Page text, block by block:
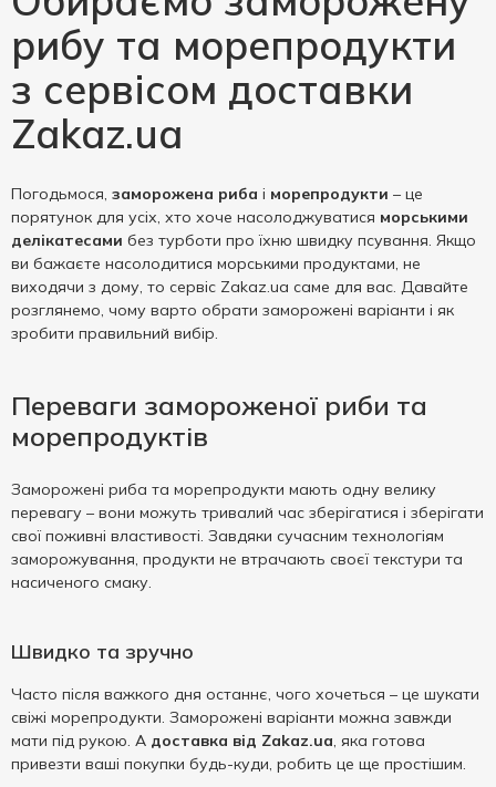
рибу та морепродукти
з сервісом доставки
Zakaz.ua
Погодьмося, заморожена риба і морепродукти – це
порятунок для усіх, хто хоче насолоджуватися морськими
делікатесами без турботи про їхню швидку псування. Якщо
ви бажаєте насолодитися морськими продуктами, не
виходячи з дому, то сервіс Zakaz.ua саме для вас. Давайте
розглянемо, чому варто обрати заморожені варіанти і як
зробити правильний вибір.
Переваги замороженої риби та
морепродуктів
Заморожені риба та морепродукти мають одну велику
перевагу – вони можуть тривалий час зберігатися і зберігати
свої поживні властивості. Завдяки сучасним технологіям
заморожування, продукти не втрачають своєї текстури та
насиченого смаку.
Швидко та зручно
Часто після важкого дня останнє, чого хочеться – це шукати
свіжі морепродукти. Заморожені варіанти можна завжди
мати під рукою. А доставка від Zakaz.ua, яка готова
привезти ваші покупки будь-куди, робить це ще простішим.